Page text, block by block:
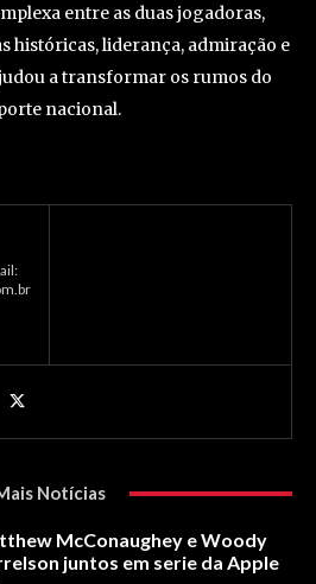
entre as duas jogadoras,
históricas, liderança, admiração e
a transformar os rumos do
nacional.
Notícias
McConaughey e Woody
juntos em serie da Apple